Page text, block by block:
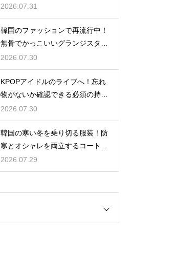
ント
2026.07.31
韓国のファッションで再流行中！
無骨でかっこいいグランジスタイ
ルの特徴
2026.07.30
KPOPアイドルのライブへ！忘れ
物がないか確認できる必須の持ち
物リスト
2026.07.30
韓国の寒い冬を乗り切る服装！防
寒とオシャレを両立するコートの
種類
2026.07.29